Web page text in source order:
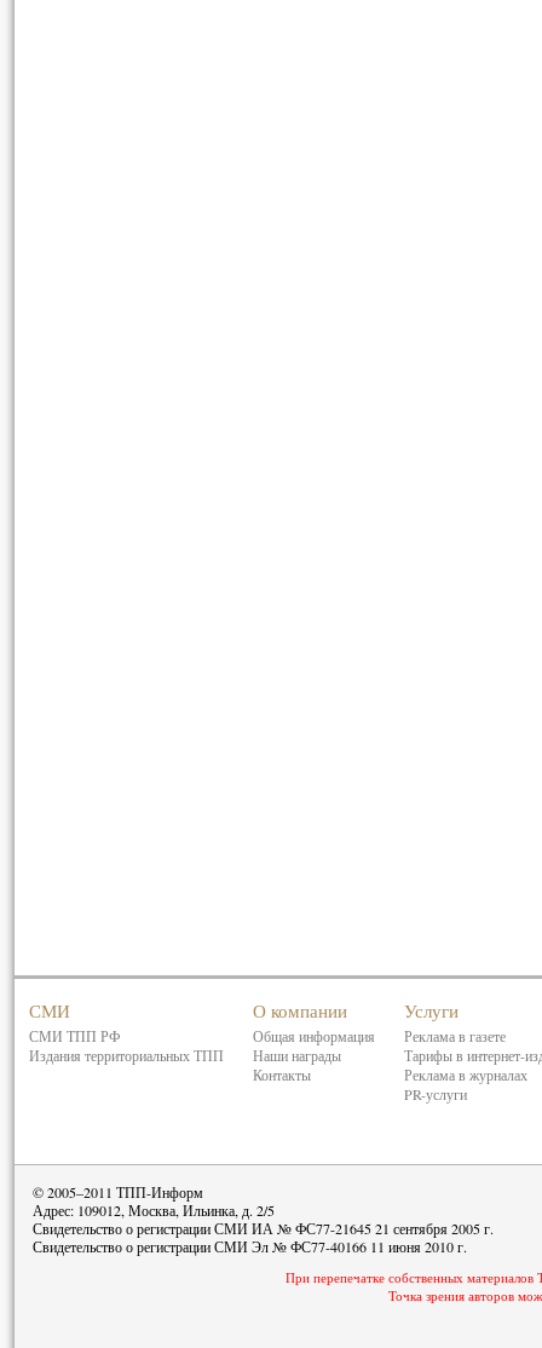
СМИ
СМИ ТПП РФ
Издания территориальных ТПП
О компании
Общая информация
Наши награды
Контакты
Услуги
Реклама в газете
Тарифы в интернет-
Реклама в журналах
PR-услуги
© 2005–2011 ТПП-Информ
Адрес: 109012, Москва, Ильинка, д. 2/5
Свидетельство о регистрации СМИ ИА № ФС77-21645 21 сентября 2005 г.
Свидетельство о регистрации СМИ Эл № ФС77-40166 11 июня 2010 г.
При перепечатке собственных
Точка зрения авторов